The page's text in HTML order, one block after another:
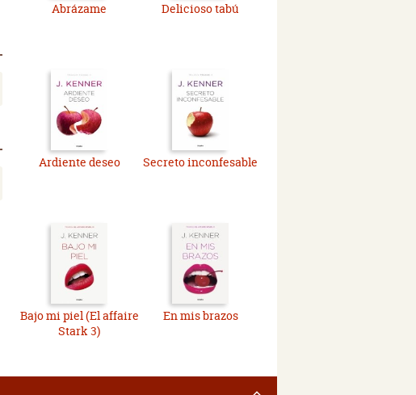
Abrázame Delicioso tabú
Ardiente deseo Secreto inconfesable
Bajo mi piel (El affaire
Stark 3)
En mis brazos